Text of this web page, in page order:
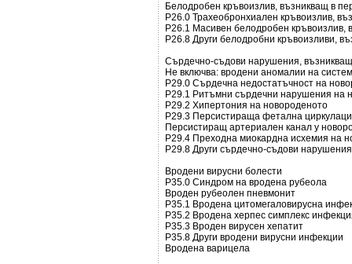
Белодробен кръвоизлив, възникващ в
Р26.0 Трахеобронхиален кръвоизлив,
Р26.1 Масивен белодробен кръвоизлив,
Р26.8 Други белодробни кръвоизливи,
Сърдечно-съдови нарушения,
Не включва: вродени аномалии на
Р29.0 Сърдечна недостатъчност на
Р29.1 Ритъмни сърдечни нарушения на
Р29.2 Хипертония на новороденото
Р29.3 Персистираща фетална
Персистиращ артериален канал у
Р29.4 Преходна миокардна исхемия на
Р29.8 Други сърдечно-съдови
Вродени вирусни болести
Р35.0 Синдром на вродена рубеола
Вроден рубеолен пневмонит
Р35.1 Вродена цитомегаловирусна
Р35.2 Вродена херпес симплекс
Р35.3 Вроден вирусен хепатит
Р35.8 Други вродени вирусни инфекции
Вродена варицела